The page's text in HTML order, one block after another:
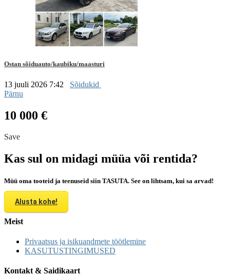
Ostan sõiduauto/kaubiku/maasturi
13 juuli 2026 7:42
Sõidukid
Pärnu
10 000 €
Save
Kas sul on midagi müüa või rentida?
Müü oma tooteid ja teenuseid siin TASUTA. See on lihtsam, kui sa arvad!
Alusta kohe!
Meist
Privaatsus ja isikuandmete töötlemine
KASUTUSTINGIMUSED
Kontakt & Saidikaart